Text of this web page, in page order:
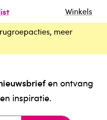
Winkels
meer
en ontvang
inspiratie.